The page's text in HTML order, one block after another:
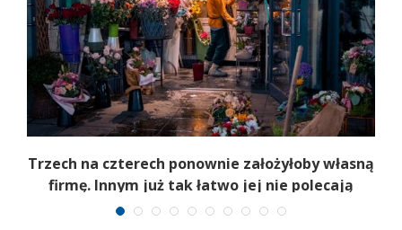
Trzech na czterech ponownie założyłoby własną
firmę. Innym już tak łatwo jej nie polecają